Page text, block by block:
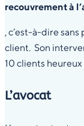
recouvrement à
, c’est-à-dire
client. Son
10 clients
L’avocat